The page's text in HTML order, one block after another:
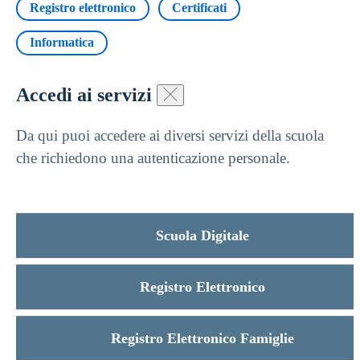
Registro elettronico Certificati
Informatica
Accedi ai servizi
Da qui puoi accedere ai diversi servizi della scuola
che richiedono una autenticazione personale.
Scuola Digitale
Registro Elettronico
Registro Elettronico Famiglie